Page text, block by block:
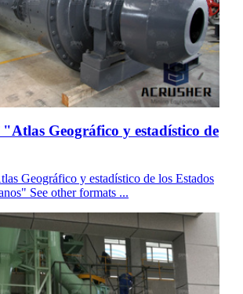
Geográfico y estadístico de
Geográfico y estadístico de los Estados
See other formats ...